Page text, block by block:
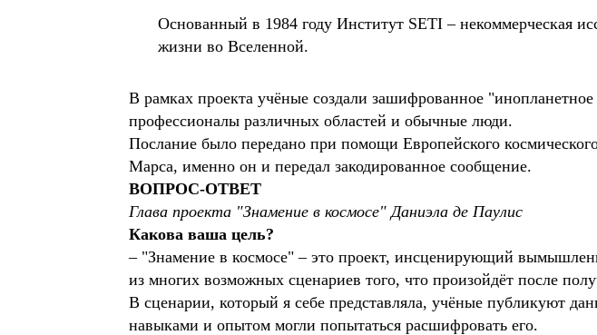
Основанный в 1984 году Институт SETI – некоммерческая
жизни во Вселенной.
В рамках проекта учёные создали зашифрованное
профессионалы различных областей и обычные люди.
Послание было передано при помощи Европейского
Марса, именно он и передал закодированное сообщение.
ВОПРОС-ОТВЕТ
Глава проекта "Знамение в космосе" Даниэла де Паулис
Какова ваша цель?
– "Знамение в космосе" – это проект, инсценирующий
из многих возможных сценариев того, что произойдёт после
В сценарии, который я себе представляла, учёные публикуют
навыками и опытом могли попытаться расшифровать его.